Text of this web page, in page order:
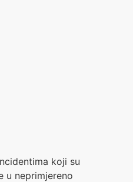
koji su
u neprimjereno